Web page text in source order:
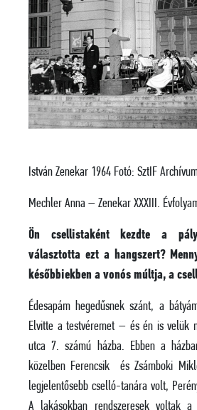
István Zenekar 1964 Fotó: SztIF
Mechler Anna – Zenekar XXXIII.
Ön csellistaként kezdte a
választotta ezt a hangszert?
későbbiekben a vonós múltja, a
Édesapám hegedűsnek szánt, a
Elvitte a testvéremet – és én is velük
utca 7. számú házba. Ebben a
közelben Ferencsik és Zsámboki
legjelentősebb cselló-tanára volt,
A lakásokban rendszeresek voltak